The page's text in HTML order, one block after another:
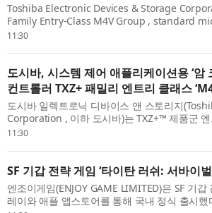
Toshiba Electronic Devices & Storage
Family Entry-Class M4V Group , standard
Cortex®-M4 core with a floating-point unit
11:30
도시바, 시스템 제어 애플리케이션용 ‘
컨트롤러 TXZ+ 패밀리 엔트리 클래스
도시바 일렉트로닉 디바이스 앤 스토리지
Corporation , 이하 도시바)는 TXZ+™ 제품군
품은 부동소수점 장치(FPU)를 갖춘 암 코어
11:30
SF 기갑 전략 게임 ‘타이탄 러쉬: 서바이
엔조이게임(ENJOY GAME LIMITED)은 SF 기
레이와 애플 앱스토어를 통해 국내 정식 출시했